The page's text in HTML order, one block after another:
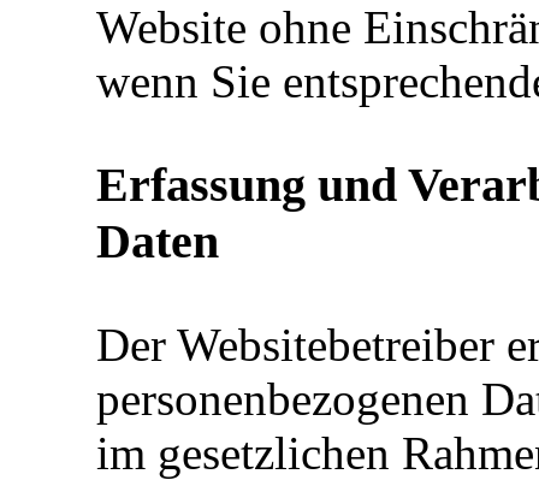
Website ohne
wenn Sie
Erfassung und
Daten
Der Websitebetreiber
personenbezogenen
im gesetzlichen